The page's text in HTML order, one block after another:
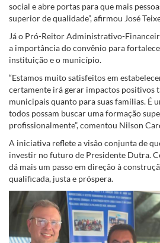
social e abre portas para que mais
superior de qualidade”, afirmou José
Já o Pró-Reitor Administrativo-
a importância do convênio para
instituição e o município.
“Estamos muito satisfeitos em
certamente irá gerar impactos positivos
municipais quanto para suas famílias. É
todos possam buscar uma formação
profissionalmente”, comentou Nilson
A iniciativa reflete a visão conjunta de
investir no futuro de Presidente Dutra.
dá mais um passo em direção à
qualificada, justa e próspera.